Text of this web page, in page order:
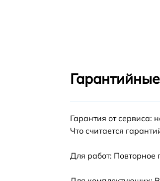
Гарантия от
Что считается
Для работ: